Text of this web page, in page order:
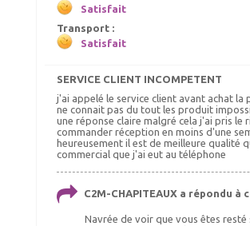
Satisfait
Transport :
Satisfait
SERVICE CLIENT INCOMPETENT
j'ai appelé le service client avant achat la
ne connait pas du tout les produit
une réponse claire malgré cela j'ai pris le
commander réception en moins d'une
heureusement il est de meilleure qualité
commercial que j'ai eut au téléphone
C2M-CHAPITEAUX a répondu à
Navrée de voir que vous êtes resté